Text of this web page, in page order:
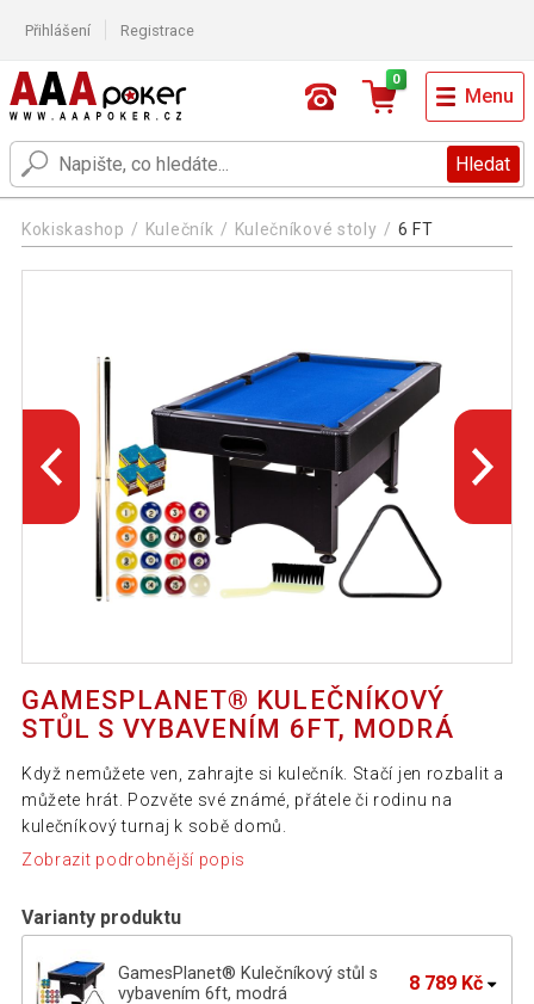
Přihlášení Registrace
Hledat
0
Menu
Kokiskashop Kulečník Kulečníkové stoly 6 FT
GAMESPLANET® KULEČNÍKOVÝ
STŮL S VYBAVENÍM 6FT, MODRÁ
Když nemůžete ven, zahrajte si kulečník. Stačí jen rozbalit a
můžete hrát. Pozvěte své známé, přátele či rodinu na
kulečníkový turnaj k sobě domů.
Zobrazit podrobnější popis
Varianty produktu
GamesPlanet® Kulečníkový stůl s
vybavením 6ft, modrá
8 789 Kč